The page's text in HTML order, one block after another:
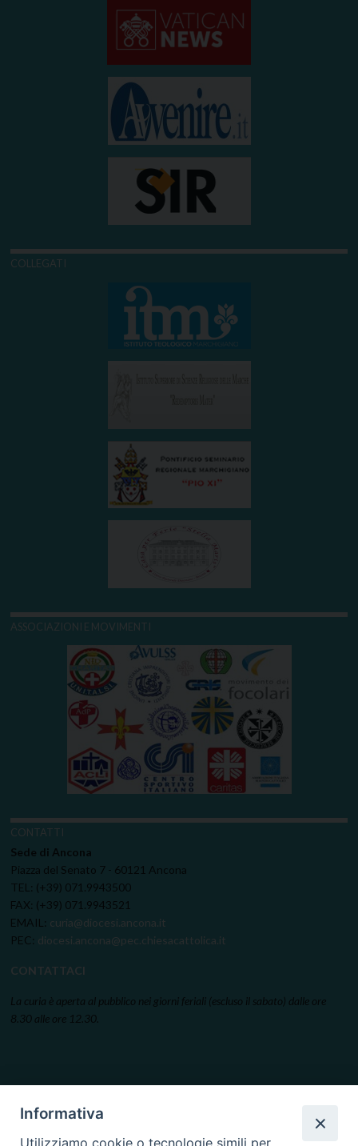
COLLEGATI
ASSOCIAZIONI E MOVIMENTI
CONTATTI
Sede di Ancona
Piazza del Senato 7 - 60121 Ancona
TEL: (+39) 071.9943500
FAX: (+39) 071.9943521
EMAIL: curia@diocesi.ancona.it
PEC: diocesi.ancona@pec.chiesacattolica.it
CONTATTACI
La curia è aperta al pubblico nei giorni feriali (escluso il sabato) dalle ore
8.30 alle ore 12.30.
Informativa